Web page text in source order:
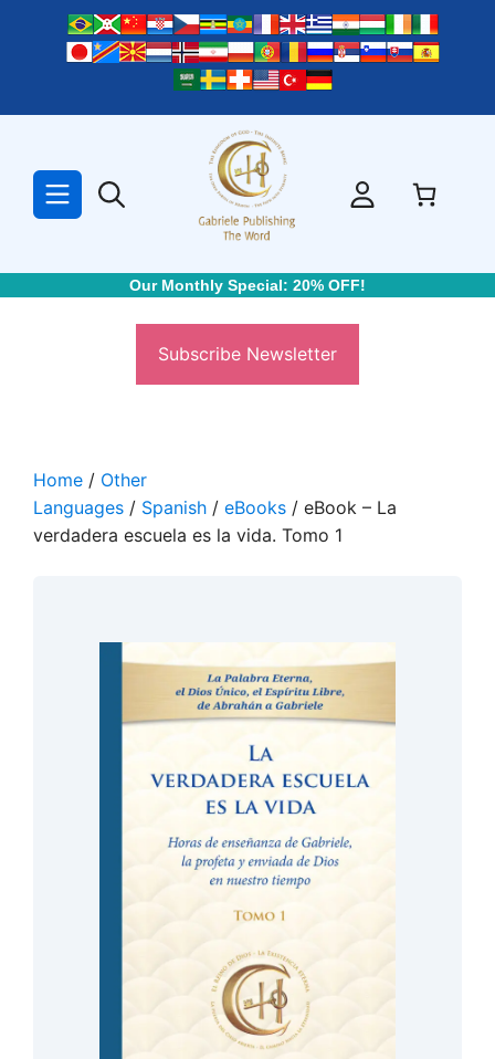
Our Monthly Special: 20% OFF!
Subscribe Newsletter
Home / Other
Languages / Spanish / eBooks / eBook – La
verdadera escuela es la vida. Tomo 1